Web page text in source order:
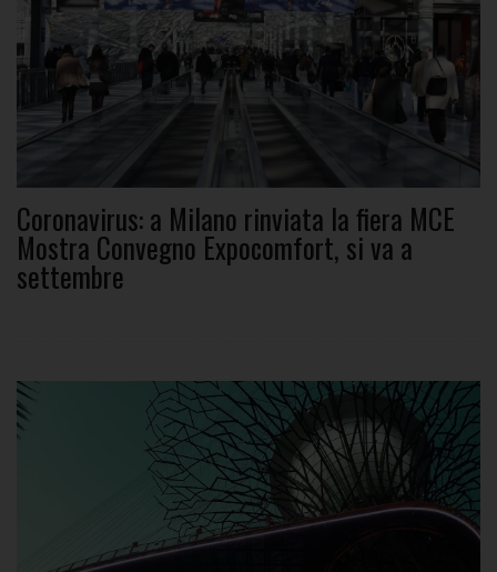
Coronavirus: a Milano rinviata la fiera MCE
Mostra Convegno Expocomfort, si va a
settembre